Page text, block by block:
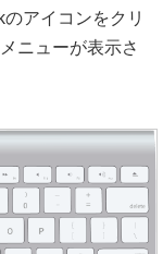
アイコンをクリ
ニューが表示さ